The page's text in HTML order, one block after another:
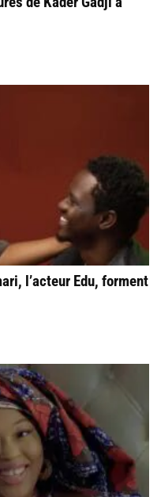
l’acteur Edu, forment